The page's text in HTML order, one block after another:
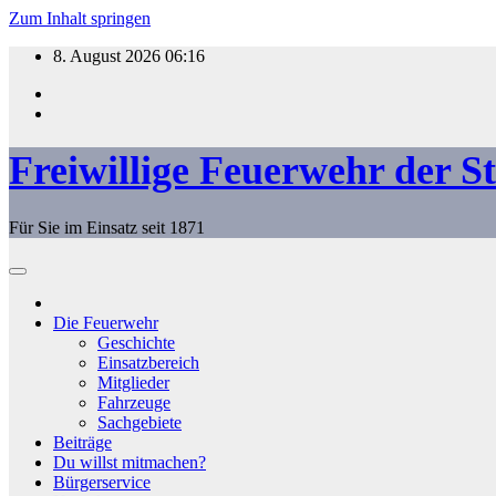
Zum Inhalt springen
8. August 2026 06:16
Freiwillige Feuerwehr der
Für Sie im Einsatz seit 1871
Die Feuerwehr
Geschichte
Einsatzbereich
Mitglieder
Fahrzeuge
Sachgebiete
Beiträge
Du willst mitmachen?
Bürgerservice